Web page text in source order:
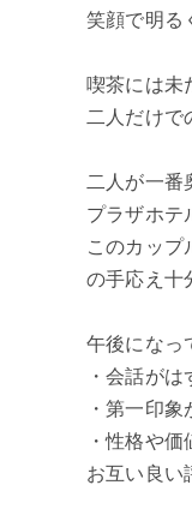
笑顔で明る
喫茶には未
二人だけで
二人が一番
プラザホテ
このカップ
の手応え十
午後になっ
・会話がは
・第一印象
・性格や
お互い良い